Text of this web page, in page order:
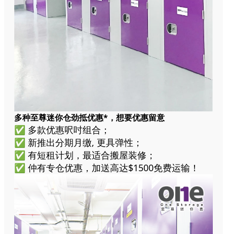
多种至尊迷你仓劲抵优惠*，想要优惠留意
✅ 多款优惠呎吋组合；
✅ 新推出分期月缴, 更具弹性；
✅ 有短租计划，最适合搬屋装修；
✅ 仲有专仓优惠，加送高达$1500免费运输！